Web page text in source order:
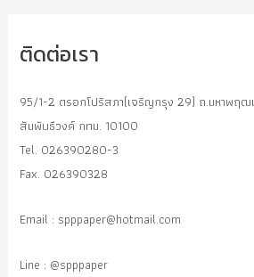
ติดต่อเรา
95/1-2 ตรอกโปริสภา(เจริญกรุง 29) ถ.มหาพฤฒ
สัมพันธืวงค์ กทม. 10100
Tel. 026390280-3
Fax. 026390328
Email : spppaper@hotmail.com
Line : @spppaper